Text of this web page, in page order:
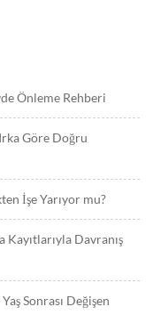
Önleme Rehberi
Göre Doğru
İşe Yarıyor mu?
Davranış
Sonrası Değişen